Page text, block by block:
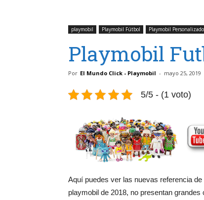
playmobil Playmobil Fútbol Playmobil
Playmobil
Por El Mundo Click - Playmobil - mayo 25, 2019
5/5 - (1 voto)
Aquí puedes ver las nuevas referencia
playmobil de 2018, no presentan